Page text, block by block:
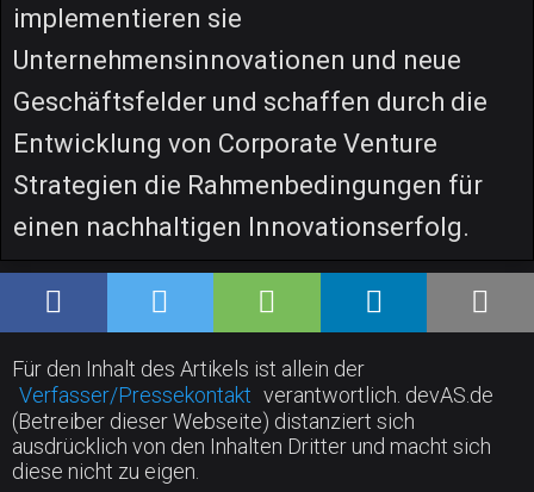
implementieren sie
Unternehmensinnovationen und neue
Geschäftsfelder und schaffen durch die
Entwicklung von Corporate Venture
Strategien die Rahmenbedingungen für
einen nachhaltigen Innovationserfolg.
Für den Inhalt des Artikels ist allein der
Verfasser/Pressekontakt verantwortlich. devAS.de
(Betreiber dieser Webseite) distanziert sich
ausdrücklich von den Inhalten Dritter und macht sich
diese nicht zu eigen.